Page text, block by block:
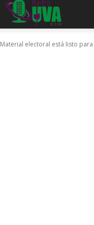
Material electoral está listo